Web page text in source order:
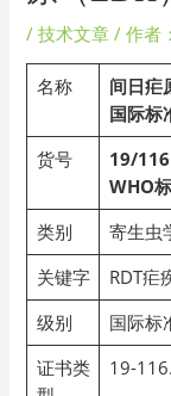
/技术文章 / 作者：
名称
间日疟
国际标
货号
19/
WHO
类别
寄生虫
关键字
RDT疟
级别
国际标
证书类
19-